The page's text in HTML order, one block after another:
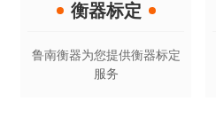
衡器标定
鲁南衡器为您提供衡器标定
服务